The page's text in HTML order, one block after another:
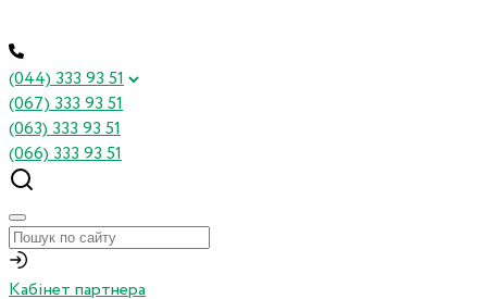
(044) 333 93 51
(067) 333 93 51
(063) 333 93 51
(066) 333 93 51
Кабінет партнера